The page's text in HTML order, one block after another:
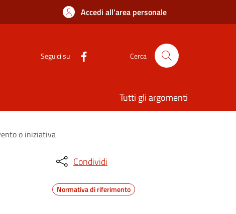
Accedi all'area personale
Seguici su Cerca
Tutti gli argomenti
o iniziativa
Condividi
Normativa di riferimento